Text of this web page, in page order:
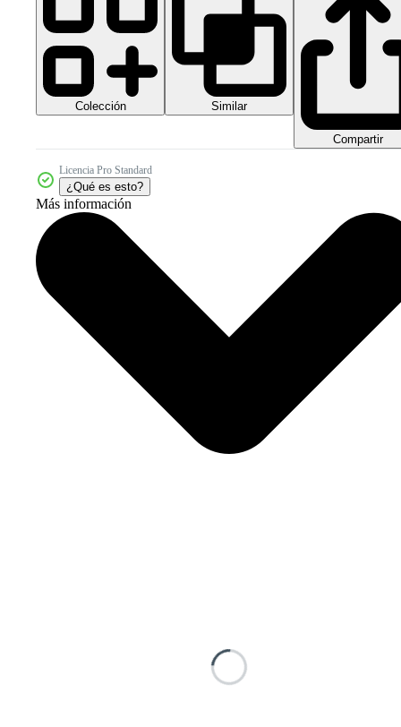
Colección Similar
Compartir
Licencia Pro Standard
¿Qué es esto?
Más información